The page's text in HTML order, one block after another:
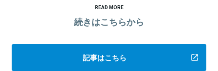
READ MORE
続きはこちらから
記事はこちら